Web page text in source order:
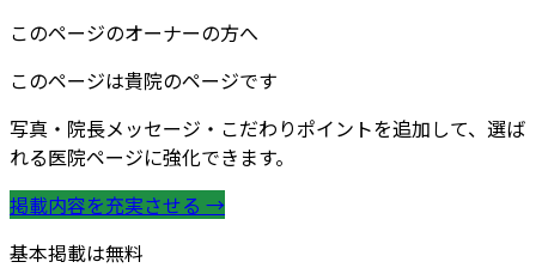
このページのオーナーの方へ
このページは貴院のページです
写真・院長メッセージ・こだわりポイントを追加して、選ば
れる医院ページに強化できます。
掲載内容を充実させる →
基本掲載は無料